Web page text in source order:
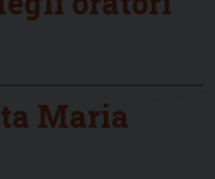
Maria